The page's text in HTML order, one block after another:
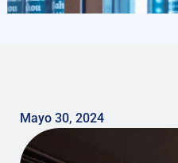
Mayo 30, 2024